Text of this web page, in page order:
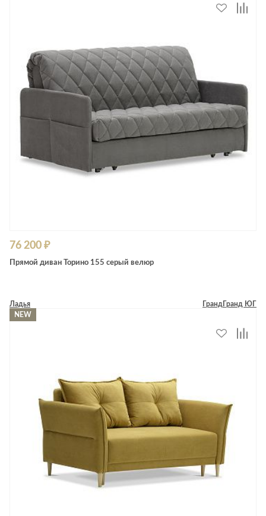
76 200 ₽
Прямой диван Торино 155 серый велюр
Ладья Гранд Гранд ЮГ
NEW